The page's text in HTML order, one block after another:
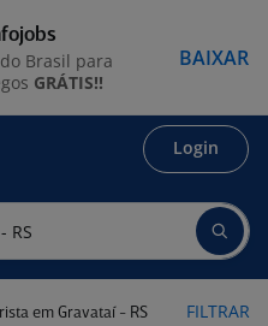
Login
em Gravataí - RS FILTRAR
Brasil para
GRÁTIS!!
BAIXAR